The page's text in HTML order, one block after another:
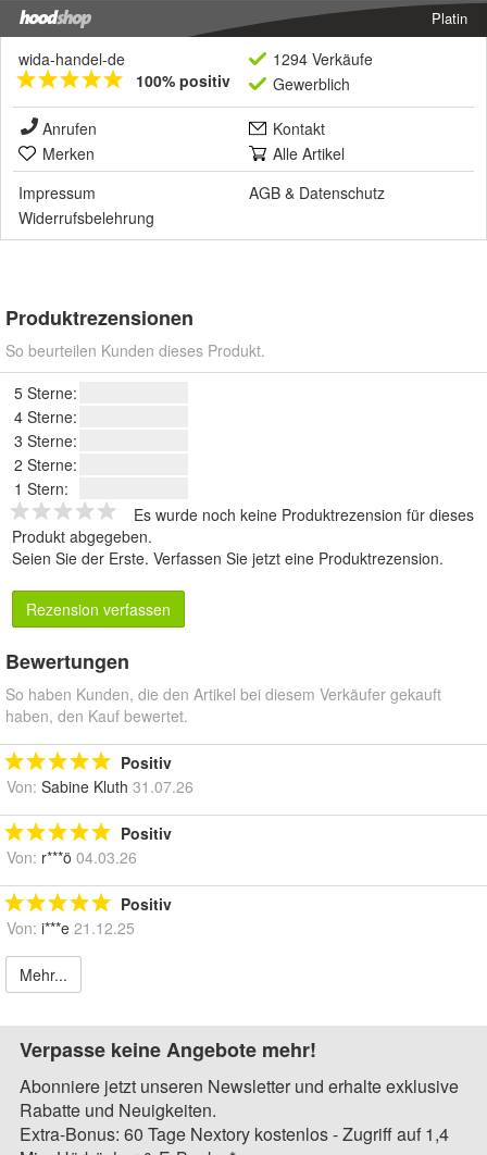
Platin
wida-handel-de
100% positiv
1294 Verkäufe
Gewerblich
Anrufen
Kontakt
Merken
Alle Artikel
Impressum
AGB & Datenschutz
Widerrufsbelehrung
Produktrezensionen
So beurteilen Kunden dieses Produkt.
5 Sterne:
4 Sterne:
3 Sterne:
2 Sterne:
1 Stern:
Es wurde noch keine Produktrezension für dieses
Produkt abgegeben.
Seien Sie der Erste. Verfassen Sie jetzt eine Produktrezension.
Rezension verfassen
Bewertungen
So haben Kunden, die den Artikel bei diesem Verkäufer gekauft
haben, den Kauf bewertet.
Positiv
Von: Sabine Kluth 31.07.26
Positiv
Von: r***ö 04.03.26
Positiv
Von: i***e 21.12.25
Mehr...
Verpasse keine Angebote mehr!
Abonniere jetzt unseren Newsletter und erhalte exklusive
Rabatte und Neuigkeiten.
Extra-Bonus: 60 Tage Nextory kostenlos - Zugriff auf 1,4